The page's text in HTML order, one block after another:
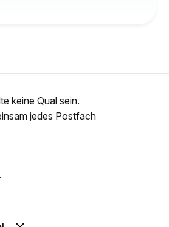
keine Qual sein.
jedes Postfach